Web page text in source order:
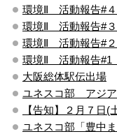
環境Ⅱ 活動報告#４
環境Ⅱ 活動報告#３
環境Ⅱ 活動報告#２
環境Ⅱ 活動報告#1
大阪総体駅伝出場
ユネスコ部 アジア
【告知】２月７日
ユネスコ部「豊中